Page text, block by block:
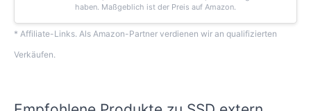
haben. Maßgeblich ist der Preis auf Amazon.
* Affiliate-Links. Als Amazon-Partner verdienen wir an qualifizierten
Verkäufen.